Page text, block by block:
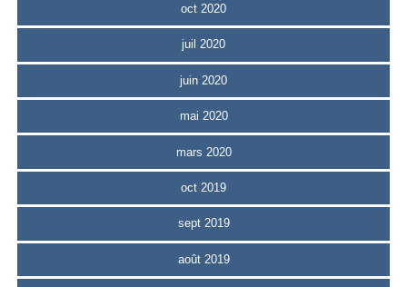
oct 2020
juil 2020
juin 2020
mai 2020
mars 2020
oct 2019
sept 2019
août 2019